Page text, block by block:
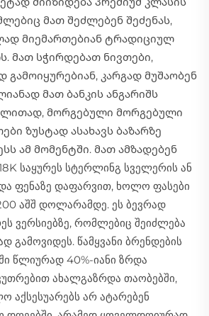
მათ შეძლებენ შეძენას,
მიემართებიან ტრადიციულ
მათ სჭირდებათ ნივთები,
კარგად მუშაობენ
მათ ბანკის ანგარიშს
მორგებული მორგებული
ზუსტად ასახავს ბაზარზე
ამ მომენტში. მათ ამზადებენ
საყურეს სტერლინგ სველერის ან
ფენაზე დაფარვით, ხოლო ფასები
აშშ დოლარამდე. ეს ბევრად
ვერსიებზე, რომლებიც შეიძლება
გამოვიდეს. წამყვანი ბრენდების
წლიურად 40%-იანი ზრდა
ახალგაზრდა თაობებში,
აქსესუარებს არ ატარებენ